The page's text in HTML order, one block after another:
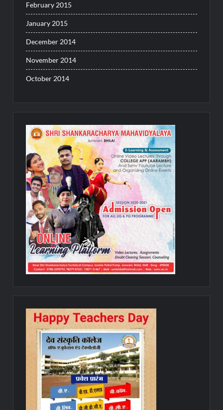
February 2015
January 2015
December 2014
November 2014
October 2014